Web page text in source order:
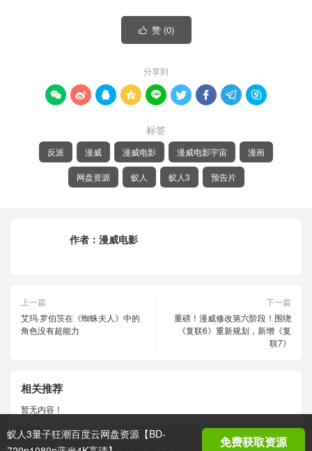
蚁人3量子狂潮百度云网盘资源【BD-
免费获取资源
 赞 (0)
分享到
        
标签
反派 漫威 漫威电影 漫威电影宇宙 漫画
网盘资源 蚁人 蚁人3 预告片
作者： 漫威电影
上一篇
艾玛·罗伯茨在《蜘蛛夫人》中的
角色没有超能力
下一篇
重磅！漫威修改第六阶段！围绕
《复联6》重新规划，新增《复
联7》
相关推荐
暂无内容！